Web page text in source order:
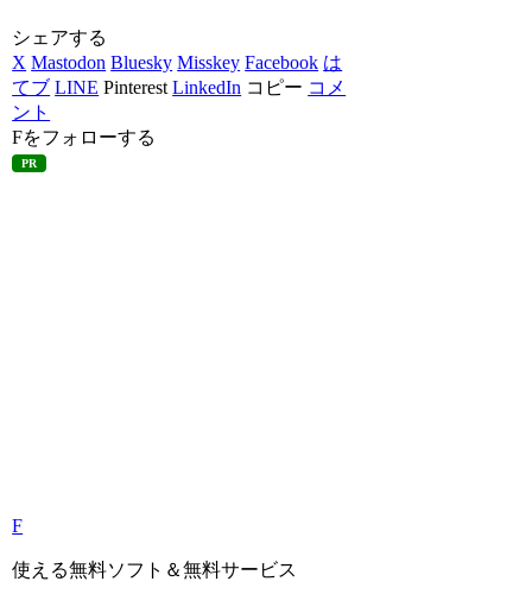
シェアする
X Mastodon Bluesky Misskey Facebook は
てブ LINE Pinterest LinkedIn コピー コメ
ント
Fをフォローする
PR
F
使える無料ソフト＆無料サービス